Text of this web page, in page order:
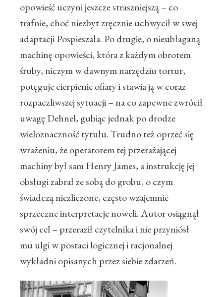
opowieść uczyni jeszcze straszniejszą – co
trafnie, choć niezbyt zręcznie uchwycił w swej
adaptacji Pospieszała. Po drugie, o nieubłaganą
machinę opowieści, która z każdym obrotem
śruby, niczym w dawnym narzędziu tortur,
potęguje cierpienie ofiary i stawia ją w coraz
rozpaczliwszej sytuacji – na co zapewne zwrócił
uwagę Dehnel, gubiąc jednak po drodze
wieloznaczność tytułu. Trudno też oprzeć się
wrażeniu, że operatorem tej przerażającej
machiny był sam Henry James, a instrukcję jej
obsługi zabrał ze sobą do grobu, o czym
świadczą niezliczone, często wzajemnie
sprzeczne interpretacje noweli. Autor osiągnął
swój cel – przeraził czytelnika i nie przyniósł
mu ulgi w postaci logicznej i racjonalnej
wykładni opisanych przez siebie zdarzeń.